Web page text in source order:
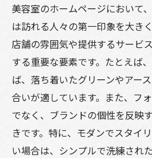
ージ戦略
リピーターを惹きつ
用法
顧客データ分析でパ
を実現
お得情報を提供する
ラム
再訪を促すメールフ
美容室のホームページにおいて
は訪れる人々の第一印象を大き
店舗の雰囲気や提供するサービ
する重要な要素です。たとえば
ば、落ち着いたグリーンやアー
合いが適しています。また、フ
でなく、ブランドの個性を反映
きです。特に、モダンでスタイ
い場合は、シンプルで洗練され